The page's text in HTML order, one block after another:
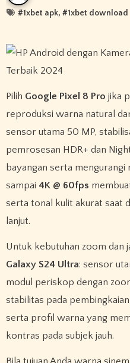
#1xbet apk, #1xbet download
Pilih Google Pixel 8 Pro jika
reproduksi warna natural
sensor utama 50 MP,
pemrosesan HDR+ dan
bayangan serta
sampai 4K @ 60fps
serta tonal kulit akurat saat
lanjut.
Untuk kebutuhan zoom dan
Galaxy S24 Ultra: sensor
modul periskop dengan
stabilitas pada
serta profil warna yang
kontras pada subjek jauh.